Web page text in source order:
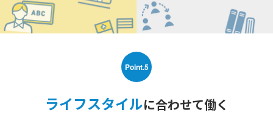
Point.5
ライフスタイルに合わせて働く